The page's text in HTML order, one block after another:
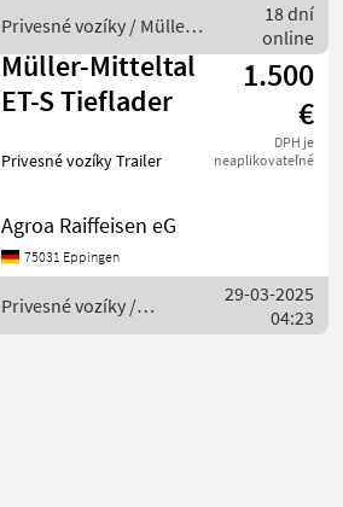
Privesné vozíky / Müller-
Mitteltal
18 dní
online
Müller-Mitteltal
ET-S Tieflader
1.500
€
DPH je
neaplikovateľné
Privesné vozíky Trailer
Agroa Raiffeisen eG
75031 Eppingen
Privesné vozíky /
Müller-Mitteltal
29-03-2025
04:23